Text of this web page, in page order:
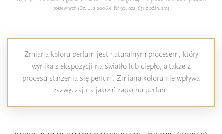
pokrewnych (Dz. U. z 2006 e. Nr 90, poz. 631 z późn. zm.)
Zmiana koloru perfum jest naturalnym procesem, który
wynika z ekspozycji na światło lub ciepło, a także z
procesu starzenia się perfum. Zmiana koloru nie wpływa
zazwyczaj na jakość zapachu perfum.